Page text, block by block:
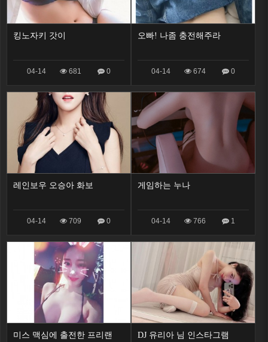
킹노자키 갓이
04-14 681 0
오빠! 나좀 충전해주라
04-14 674 0
레인보우 오승아 화보
04-14 709 0
게임하는 누나
04-14 766 1
미스 맥심에 출전한 프리랜
DJ 유리아 님 인스타그램